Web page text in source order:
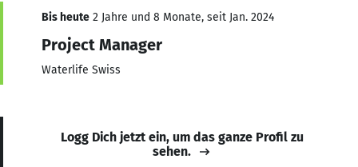
Bis heute 2 Jahre und 8 Monate, seit Jan. 2024
Project Manager
Waterlife Swiss
Logg Dich jetzt ein, um das ganze Profil zu
sehen.